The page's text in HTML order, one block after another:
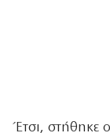
Έτσι, στήθηκε